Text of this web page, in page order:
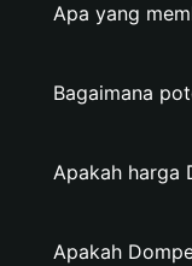
Apa yang
Bagaimana
Apakah harga
Apakah